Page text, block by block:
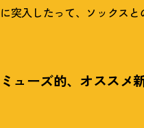
に突入したって、ソックス
ミューズ的、オススメ